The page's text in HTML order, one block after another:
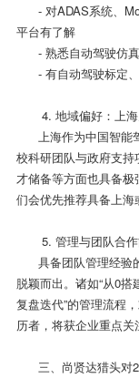
- 对ADAS系统、
平台有了解
- 熟悉自动驾驶仿
- 有自动驾驶标定
4. 地域偏好：上
上海作为中国智能
校科研团队与政府支
才储备等方面也具备
们会优先推荐具备上海
5. 管理与团队合
具备团队管理经验
脱颖而出。诸如“从0
复盘迭代”的管理流程
历者，将获企业重点关
三、尚贤达猎头对